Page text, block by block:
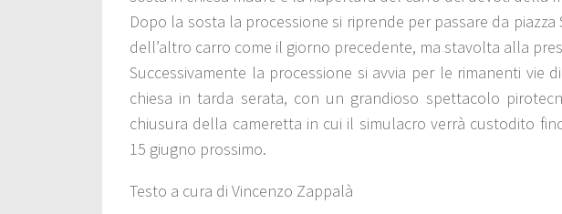
Dopo la sosta la processione si riprende per passare da
dell’altro carro come il giorno precedente, ma stavolta alla
Successivamente la processione si avvia per le rimanenti vie
chiesa in tarda serata, con un grandioso spettacolo
chiusura della cameretta in cui il simulacro verrà custodito
15 giugno prossimo.
Testo a cura di Vincenzo Zappalà